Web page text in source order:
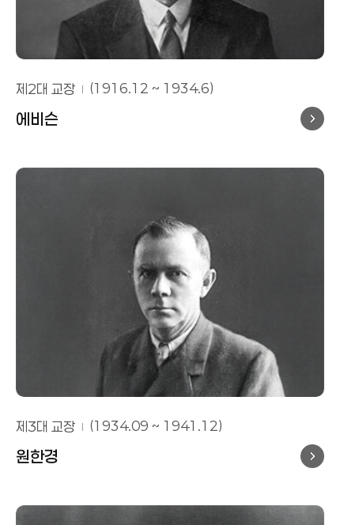
제2대 교장 (1916.12 ~ 1934.6)
에비슨
제3대 교장 (1934.09 ~ 1941.12)
원한경